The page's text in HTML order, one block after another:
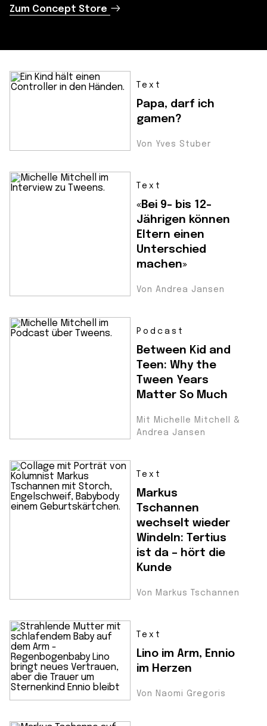
Zum Concept Store
Text
Papa, darf ich
gamen?
Von Yves Stuber
Text
«Bei 9- bis 12-
Jährigen können
Eltern einen
Unterschied
machen»
Von Andrea Jansen
Podcast
Between Kid and
Teen: Why the
Tween Years
Matter So Much
Mit Michelle Mitchell &
Andrea Jansen
Text
Markus
Tschannen
wechselt wieder
Windeln: Tertius
ist da – hört die
Kunde
Von Markus Tschannen
Text
Lino im Arm, Ennio
im Herzen
Von Naomi Gregoris